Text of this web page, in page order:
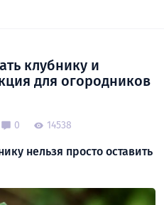
клубнику и
для огородников
0 14538
нельзя просто оставить